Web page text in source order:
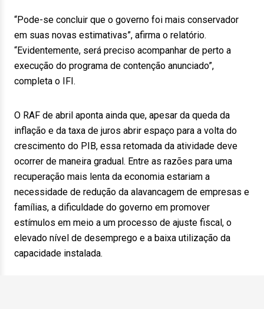
“Pode-se concluir que o governo foi mais conservador
em suas novas estimativas”, afirma o relatório.
“Evidentemente, será preciso acompanhar de perto a
execução do programa de contenção anunciado”,
completa o IFI.
O RAF de abril aponta ainda que, apesar da queda da
inflação e da taxa de juros abrir espaço para a volta do
crescimento do PIB, essa retomada da atividade deve
ocorrer de maneira gradual. Entre as razões para uma
recuperação mais lenta da economia estariam a
necessidade de redução da alavancagem de empresas e
famílias, a dificuldade do governo em promover
estímulos em meio a um processo de ajuste fiscal, o
elevado nível de desemprego e a baixa utilização da
capacidade instalada.